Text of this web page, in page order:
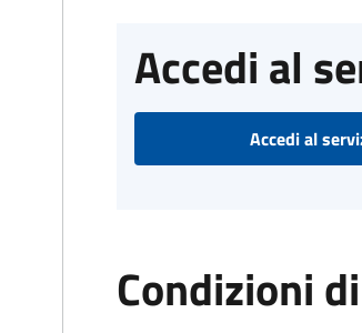
Accedi al
Accedi al
Condizioni